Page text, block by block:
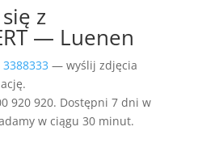
z
— Luenen
— wyślij zdjęcia
920 920. Dostępni 7 dni w
w ciągu 30 minut.